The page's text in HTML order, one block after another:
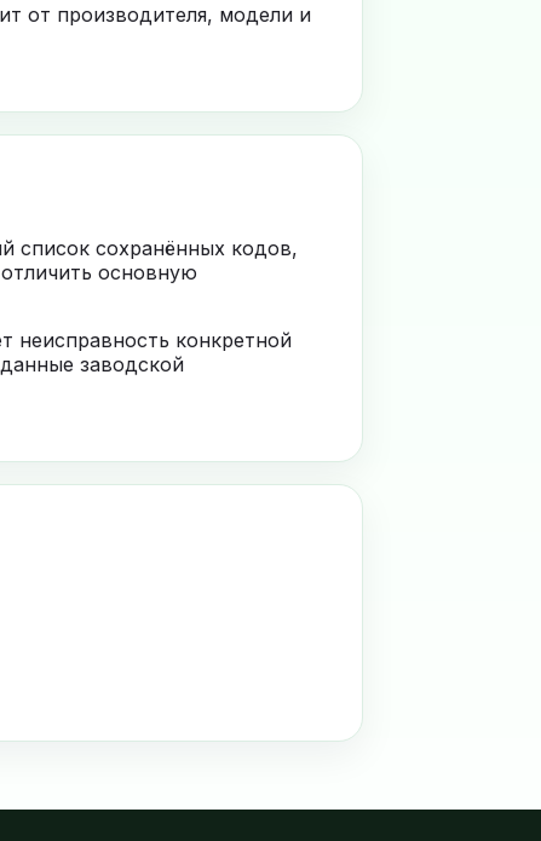
от производителя, модели и
список сохранённых кодов,
основную
неисправность конкретной
заводской